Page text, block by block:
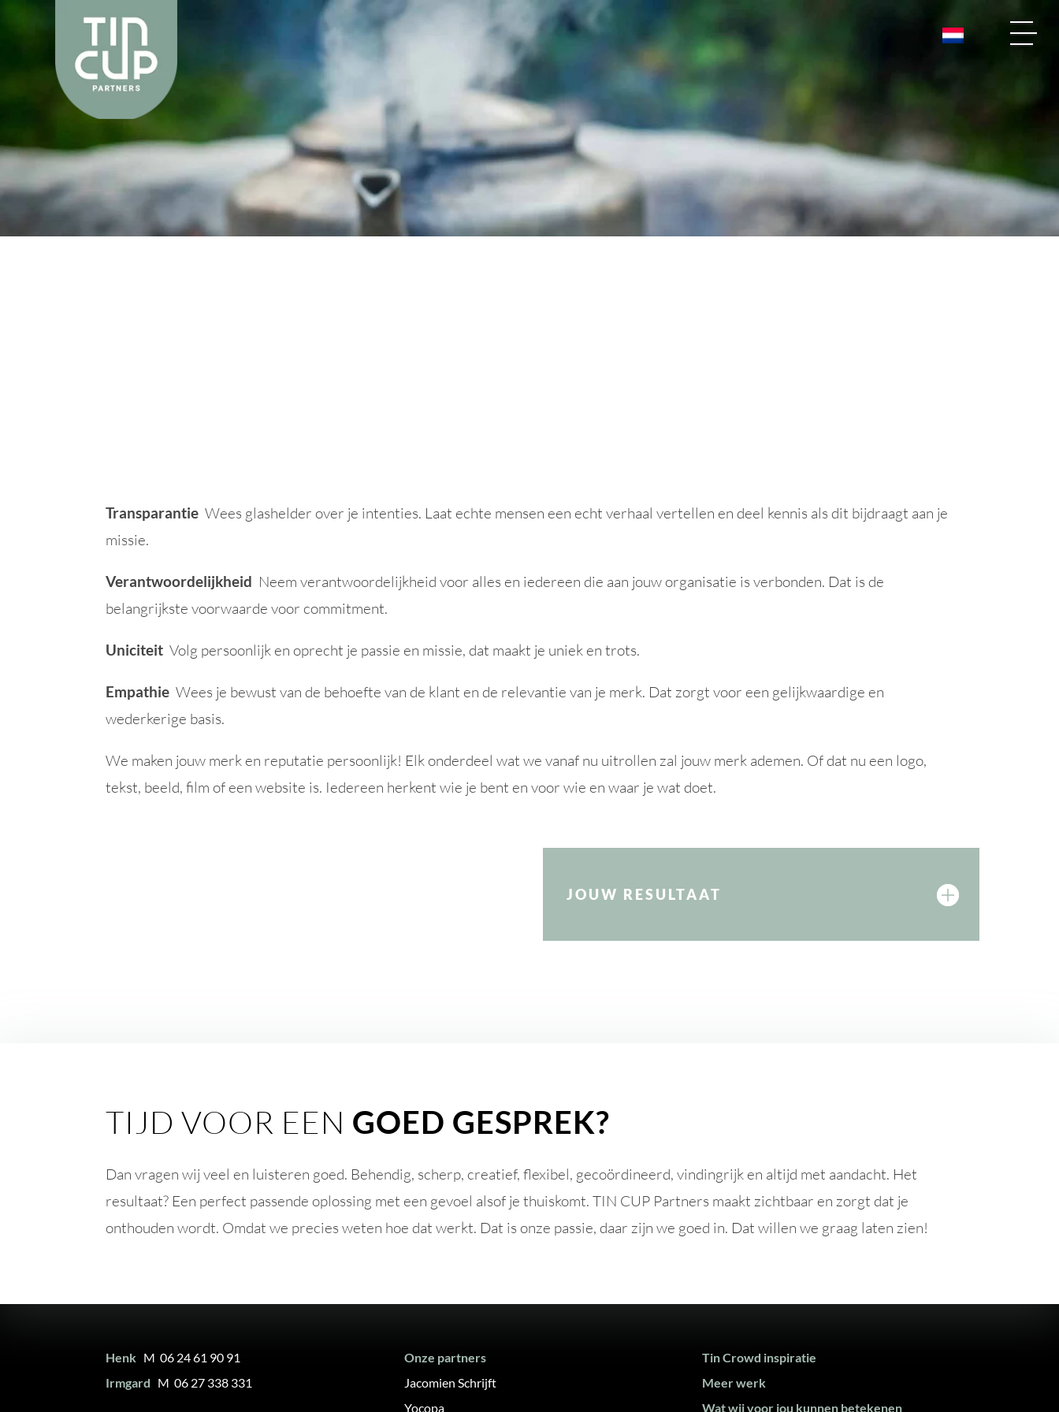
Transparantie Wees glashelder over je intenties. Laat echte mensen een echt verhaal vertellen en deel kennis als dit bijdraagt aan je
missie.
Verantwoordelijkheid Neem verantwoordelijkheid voor alles en iedereen die aan jouw organisatie is verbonden. Dat is de
belangrijkste voorwaarde voor commitment.
Uniciteit Volg persoonlijk en oprecht je passie en missie, dat maakt je uniek en trots.
Empathie Wees je bewust van de behoefte van de klant en de relevantie van je merk. Dat zorgt voor een gelijkwaardige en
wederkerige basis.
We maken jouw merk en reputatie persoonlijk! Elk onderdeel wat we vanaf nu uitrollen zal jouw merk ademen. Of dat nu een logo,
tekst, beeld, film of een website is. Iedereen herkent wie je bent en voor wie en waar je wat doet.
JOUW RESULTAAT
TIJD VOOR EEN GOED GESPREK?
Dan vragen wij veel en luisteren goed. Behendig, scherp, creatief, flexibel, gecoördineerd, vindingrijk en altijd met aandacht. Het
resultaat? Een perfect passende oplossing met een gevoel alsof je thuiskomt. TIN CUP Partners maakt zichtbaar en zorgt dat je
onthouden wordt. Omdat we precies weten hoe dat werkt. Dat is onze passie, daar zijn we goed in. Dat willen we graag laten zien!
Henk M 06 24 61 90 91
Irmgard M 06 27 338 331
Onze partners
Jacomien Schrijft
Yocopa
Tin Crowd inspiratie
Meer werk
Wat wij voor jou kunnen betekenen